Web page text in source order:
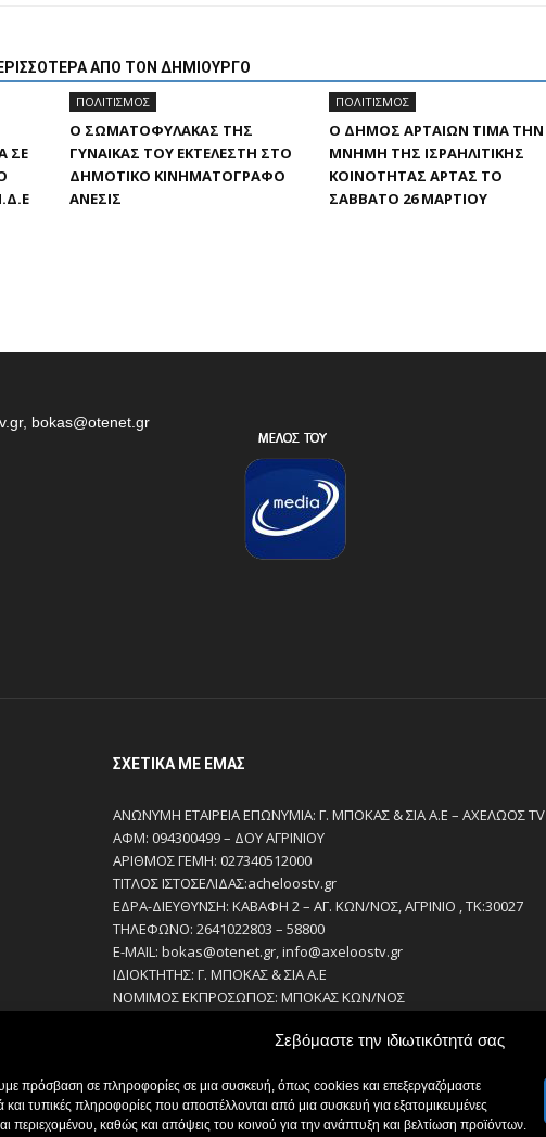
Σεβόμαστε την ιδιωτικότητά σας
πρόσβαση σε πληροφορίες σε μια συσκευή, όπως cookies και επεξεργαζόμαστε
τυπικές πληροφορίες που αποστέλλονται από μια συσκευή για εξατομικευμένες
περιεχομένου, καθώς και απόψεις του κοινού για την ανάπτυξη και βελτίωση προϊόντων.
ΑΠΟ ΤΟΝ ΔΗΜΙΟΥΡΓΟ
ΣΕ
ΠΟΛΙΤΙΣΜΟΣ
Ο ΣΩΜΑΤΟΦΎΛΑΚΑΣ ΤΗΣ
ΓΥΝΑΊΚΑΣ ΤΟΥ ΕΚΤΕΛΕΣΤΉ ΣΤΟ
ΔΗΜΟΤΙΚΌ ΚΙΝΗΜΑΤΟΓΡΆΦΟ
ΑΝΕΣΙΣ
ΠΟΛΙΤΙΣΜΟΣ
Ο ΔΉΜΟΣ ΑΡΤΑΊΩΝ ΤΙΜΆ ΤΗΝ
ΜΝΉΜΗ ΤΗΣ ΙΣΡΑΗΛΙΤΙΚΉΣ
ΚΟΙΝΌΤΗΤΑΣ ΆΡΤΑΣ ΤΟ
ΣΆΒΒΑΤΟ 26 ΜΑΡΤΊΟΥ
bokas@otenet.gr
ΣΧΕΤΙΚΆ ΜΕ ΕΜΆΣ
ΑΝΩΝΥΜΗ ΕΤΑΙΡΕΙΑ ΕΠΩΝΥΜΙΑ: Γ. ΜΠΟΚΑΣ & ΣΙΑ Α.Ε – ΑΧΕΛΩΟΣ TV
ΑΦΜ: 094300499 – ΔΟΥ ΑΓΡΙΝΙΟΥ
ΑΡΙΘΜΟΣ ΓΕΜΗ: 027340512000
ΤΙΤΛΟΣ ΙΣΤΟΣΕΛΙΔΑΣ:acheloostv.gr
ΕΔΡΑ-ΔΙΕΥΘΥΝΣΗ: ΚΑΒΑΦΗ 2 – ΑΓ. ΚΩΝ/ΝΟΣ, ΑΓΡΙΝΙΟ , ΤΚ:30027
ΤΗΛΕΦΩΝΟ: 2641022803 – 58800
E-MAIL: bokas@otenet.gr, info@axeloostv.gr
ΙΔΙΟΚΤΗΤΗΣ: Γ. ΜΠΟΚΑΣ & ΣΙΑ Α.Ε
ΝΟΜΙΜΟΣ ΕΚΠΡΟΣΩΠΟΣ: ΜΠΟΚΑΣ ΚΩΝ/ΝΟΣ
ΔΙΕΥΘΥΝΤΗΣ ΣΥΝΤΑΞΗΣ:ΚΟΥΤΣΙΚΟΣ ΠΑΝΤΕΛΗΣ
ΣΙΑ Α.Ε
ΔΗΜΟΣΙΟΓΡΑΦΟΙ: